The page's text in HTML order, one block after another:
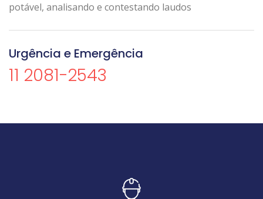
potável, analisando e contestando laudos
Urgência e Emergência
11 2081-2543